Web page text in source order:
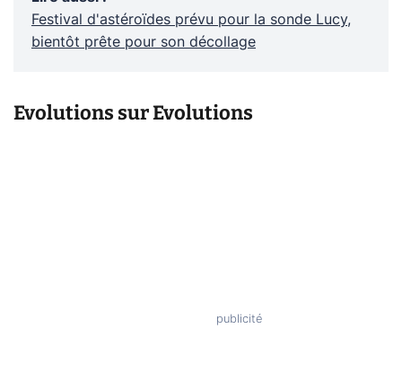
Festival d'astéroïdes prévu pour la sonde Lucy,
bientôt prête pour son décollage
Evolutions sur Evolutions